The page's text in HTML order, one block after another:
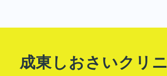
成東しおさいクリニ